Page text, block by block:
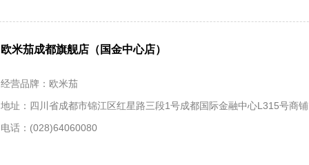
欧米茄成都旗舰店（国金中心店）
经营品牌：欧米茄
地址：四川省成都市锦江区红星路三段1号成都国际金融中心L315号商铺
电话：(028)64060080